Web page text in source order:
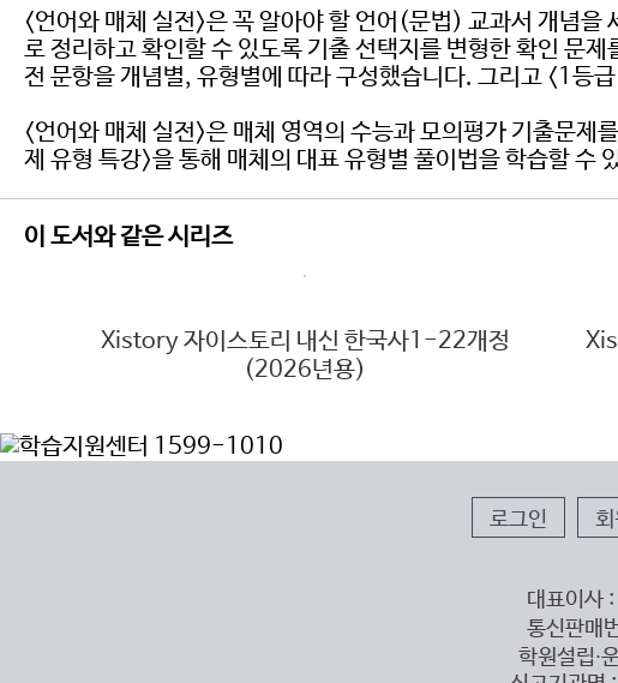
<언어와 매체 실전>은 꼭 알아야 할 언어(문법) 교과서 개념
로 정리하고 확인할 수 있도록 기출 선택지를 변형한 확인 문
전 문항을 개념별, 유형별에 따라 구성했습니다. 그리고 <1등
<언어와 매체 실전>은 매체 영역의 수능과 모의평가 기출문
제 유형 특강>을 통해 매체의 대표 유형별 풀이법을 학습할 수
이 도서와 같은 시리즈
Xistory 자이스토리 내신 한국사1-22개정
(2026년용)
로그인 회
대표이사
통신판매
학원설립∙